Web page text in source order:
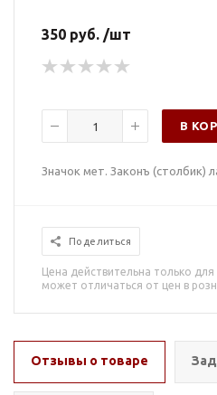
350 руб. /шт
В
Значок мет. Законъ (столбик)
Поделиться
Цена действительна только
может отличаться от цен в
Отзывы о товаре